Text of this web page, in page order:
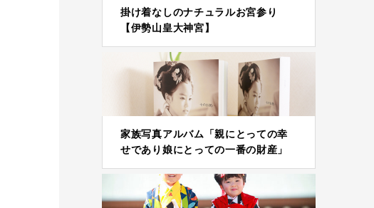
掛け着なしのナチュラルお宮参り
【伊勢山皇大神宮】
家族写真アルバム「親にとっての幸
せであり娘にとっての一番の財産」